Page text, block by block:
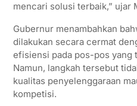
mencari solusi terbaik,” ujar
Gubernur menambahkan
dilakukan secara cermat
efisiensi pada pos-pos yang
Namun, langkah tersebut
kualitas penyelenggaraan
kompetisi.